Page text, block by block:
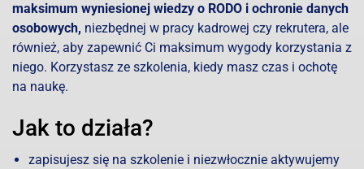
maksimum wyniesionej wiedzy o RODO i ochronie danych
osobowych, niezbędnej w pracy kadrowej czy rekrutera, ale
również, aby zapewnić Ci maksimum wygody korzystania z
niego. Korzystasz ze szkolenia, kiedy masz czas i ochotę
na naukę.
Jak to działa?
zapisujesz się na szkolenie i niezwłocznie aktywujemy